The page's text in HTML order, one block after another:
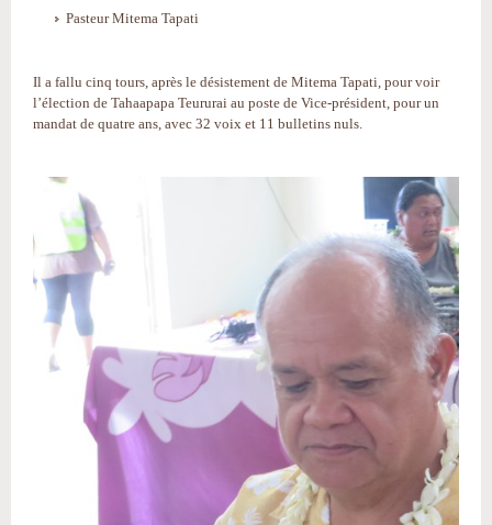
Pasteur Mitema Tapati
Il a fallu cinq tours, après le désistement de Mitema Tapati, pour voir
l’élection de Tahaapapa Teururai au poste de Vice-président, pour un
mandat de quatre ans, avec 32 voix et 11 bulletins nuls.